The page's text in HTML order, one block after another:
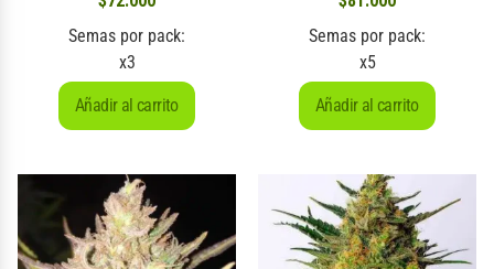
Semas por pack:
x3
Añadir al carrito
Semas por pack:
x5
Añadir al carrito